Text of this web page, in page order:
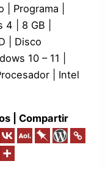
Programa |
| 8 GB |
| Disco
10 – 11 |
| Intel
| Compartir